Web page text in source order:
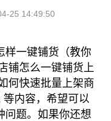
25 14:49:50
样一键铺货（教你
铺怎么一键铺货上
何快速批量上架商
内容，希望可以
问题。如果你还想